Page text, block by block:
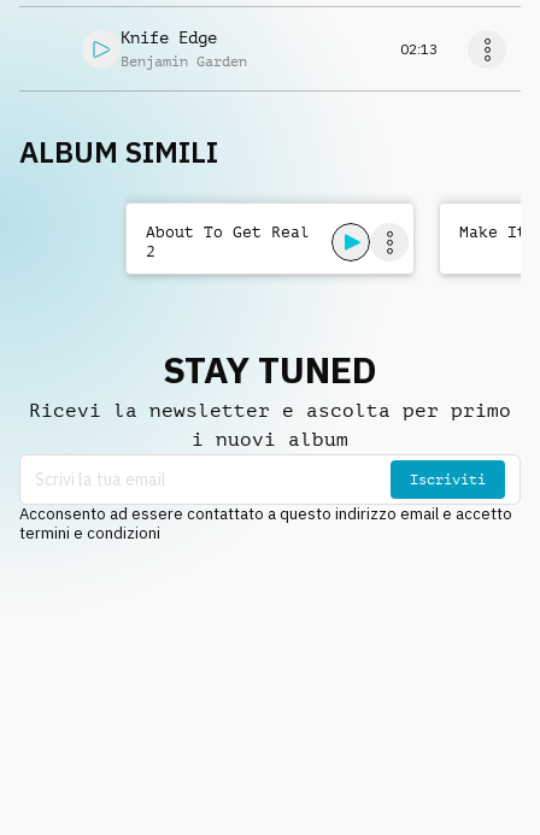
Knife Edge
Benjamin Garden
02:13
ALBUM SIMILI
About To Get Real
2
Make It
STAY TUNED
Ricevi la newsletter e ascolta per primo
i nuovi album
Iscriviti
Acconsento ad essere contattato a questo indirizzo email e accetto
termini e condizioni